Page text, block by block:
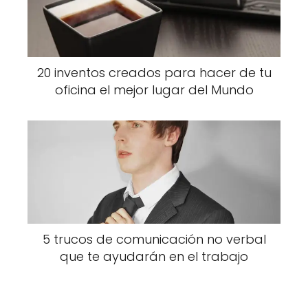
20 inventos creados para hacer de tu
oficina el mejor lugar del Mundo
5 trucos de comunicación no verbal
que te ayudarán en el trabajo